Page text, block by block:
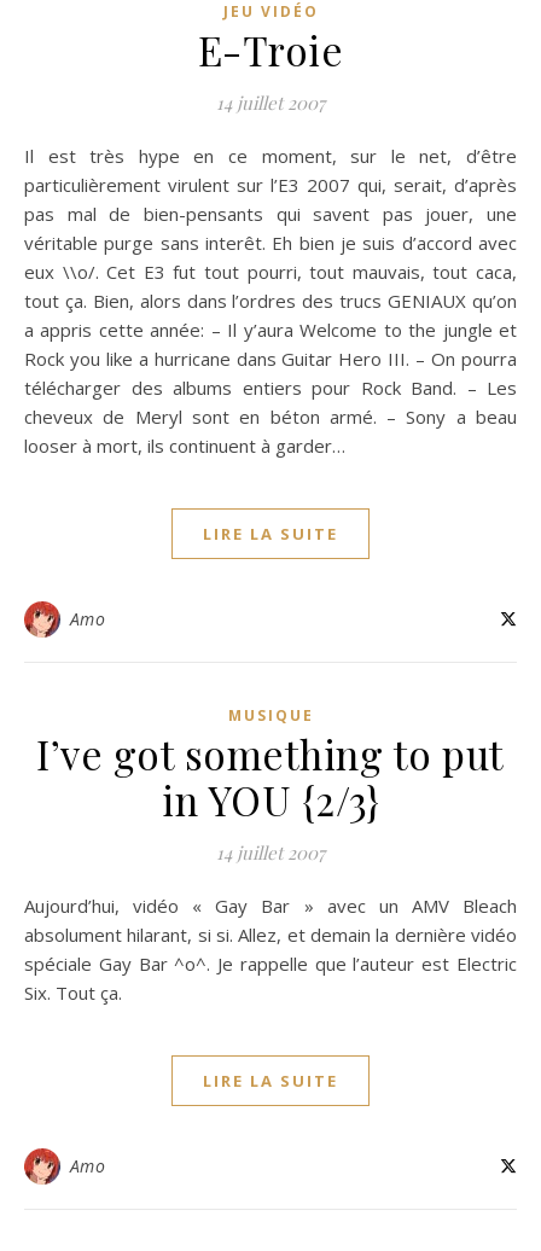
JEU VIDÉO
E-Troie
14 juillet 2007
Il est très hype en ce moment, sur le net, d’être
particulièrement virulent sur l’E3 2007 qui, serait, d’après
pas mal de bien-pensants qui savent pas jouer, une
véritable purge sans interêt. Eh bien je suis d’accord avec
eux \\o/. Cet E3 fut tout pourri, tout mauvais, tout caca,
tout ça. Bien, alors dans l’ordres des trucs GENIAUX qu’on
a appris cette année: – Il y’aura Welcome to the jungle et
Rock you like a hurricane dans Guitar Hero III. – On pourra
télécharger des albums entiers pour Rock Band. – Les
cheveux de Meryl sont en béton armé. – Sony a beau
looser à mort, ils continuent à garder…
LIRE LA SUITE
Amo
MUSIQUE
I’ve got something to put
in YOU {2/3}
14 juillet 2007
Aujourd’hui, vidéo « Gay Bar » avec un AMV Bleach
absolument hilarant, si si. Allez, et demain la dernière vidéo
spéciale Gay Bar ^o^. Je rappelle que l’auteur est Electric
Six. Tout ça.
LIRE LA SUITE
Amo